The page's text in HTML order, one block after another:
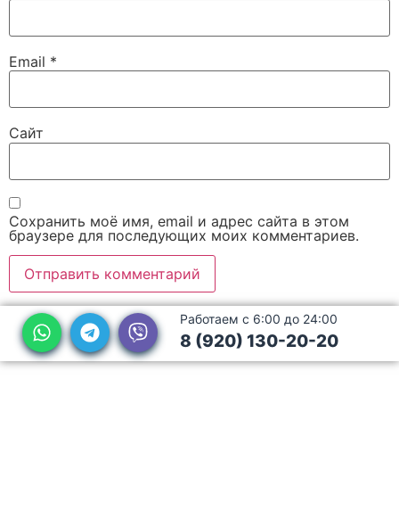
Email *
Сайт
Сохранить моё имя, email и адрес сайта в этом
браузере для последующих моих комментариев.
Работаем с 6:00 до 24:00
8 (920) 130-20-20